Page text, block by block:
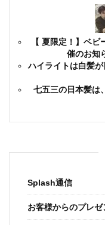
【 夏限定！】ベ
催のお知
ハイライトは白髪
七五三の日本髪
Splash通信
お客様からのプレゼ